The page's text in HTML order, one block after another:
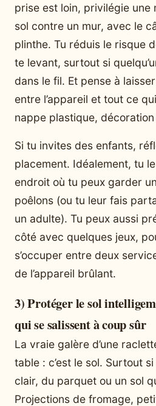
prise est loin, privilégie une
sol contre un mur, avec le
plinthe. Tu réduis le risque
te levant, surtout si
dans le fil. Et pense à
entre l’appareil et tout ce
nappe plastique,
Si tu invites des enfants,
placement. Idéalement, tu
endroit où tu peux garder
poêlons (ou tu leur fais
un adulte). Tu peux aussi
côté avec quelques jeux,
s’occuper entre deux
de l’appareil brûlant.
3) Protéger le sol
qui se salissent à coup sûr
La vraie galère d’une
table : c’est le sol. Surtout
clair, du parquet ou un sol
Projections de fromage,